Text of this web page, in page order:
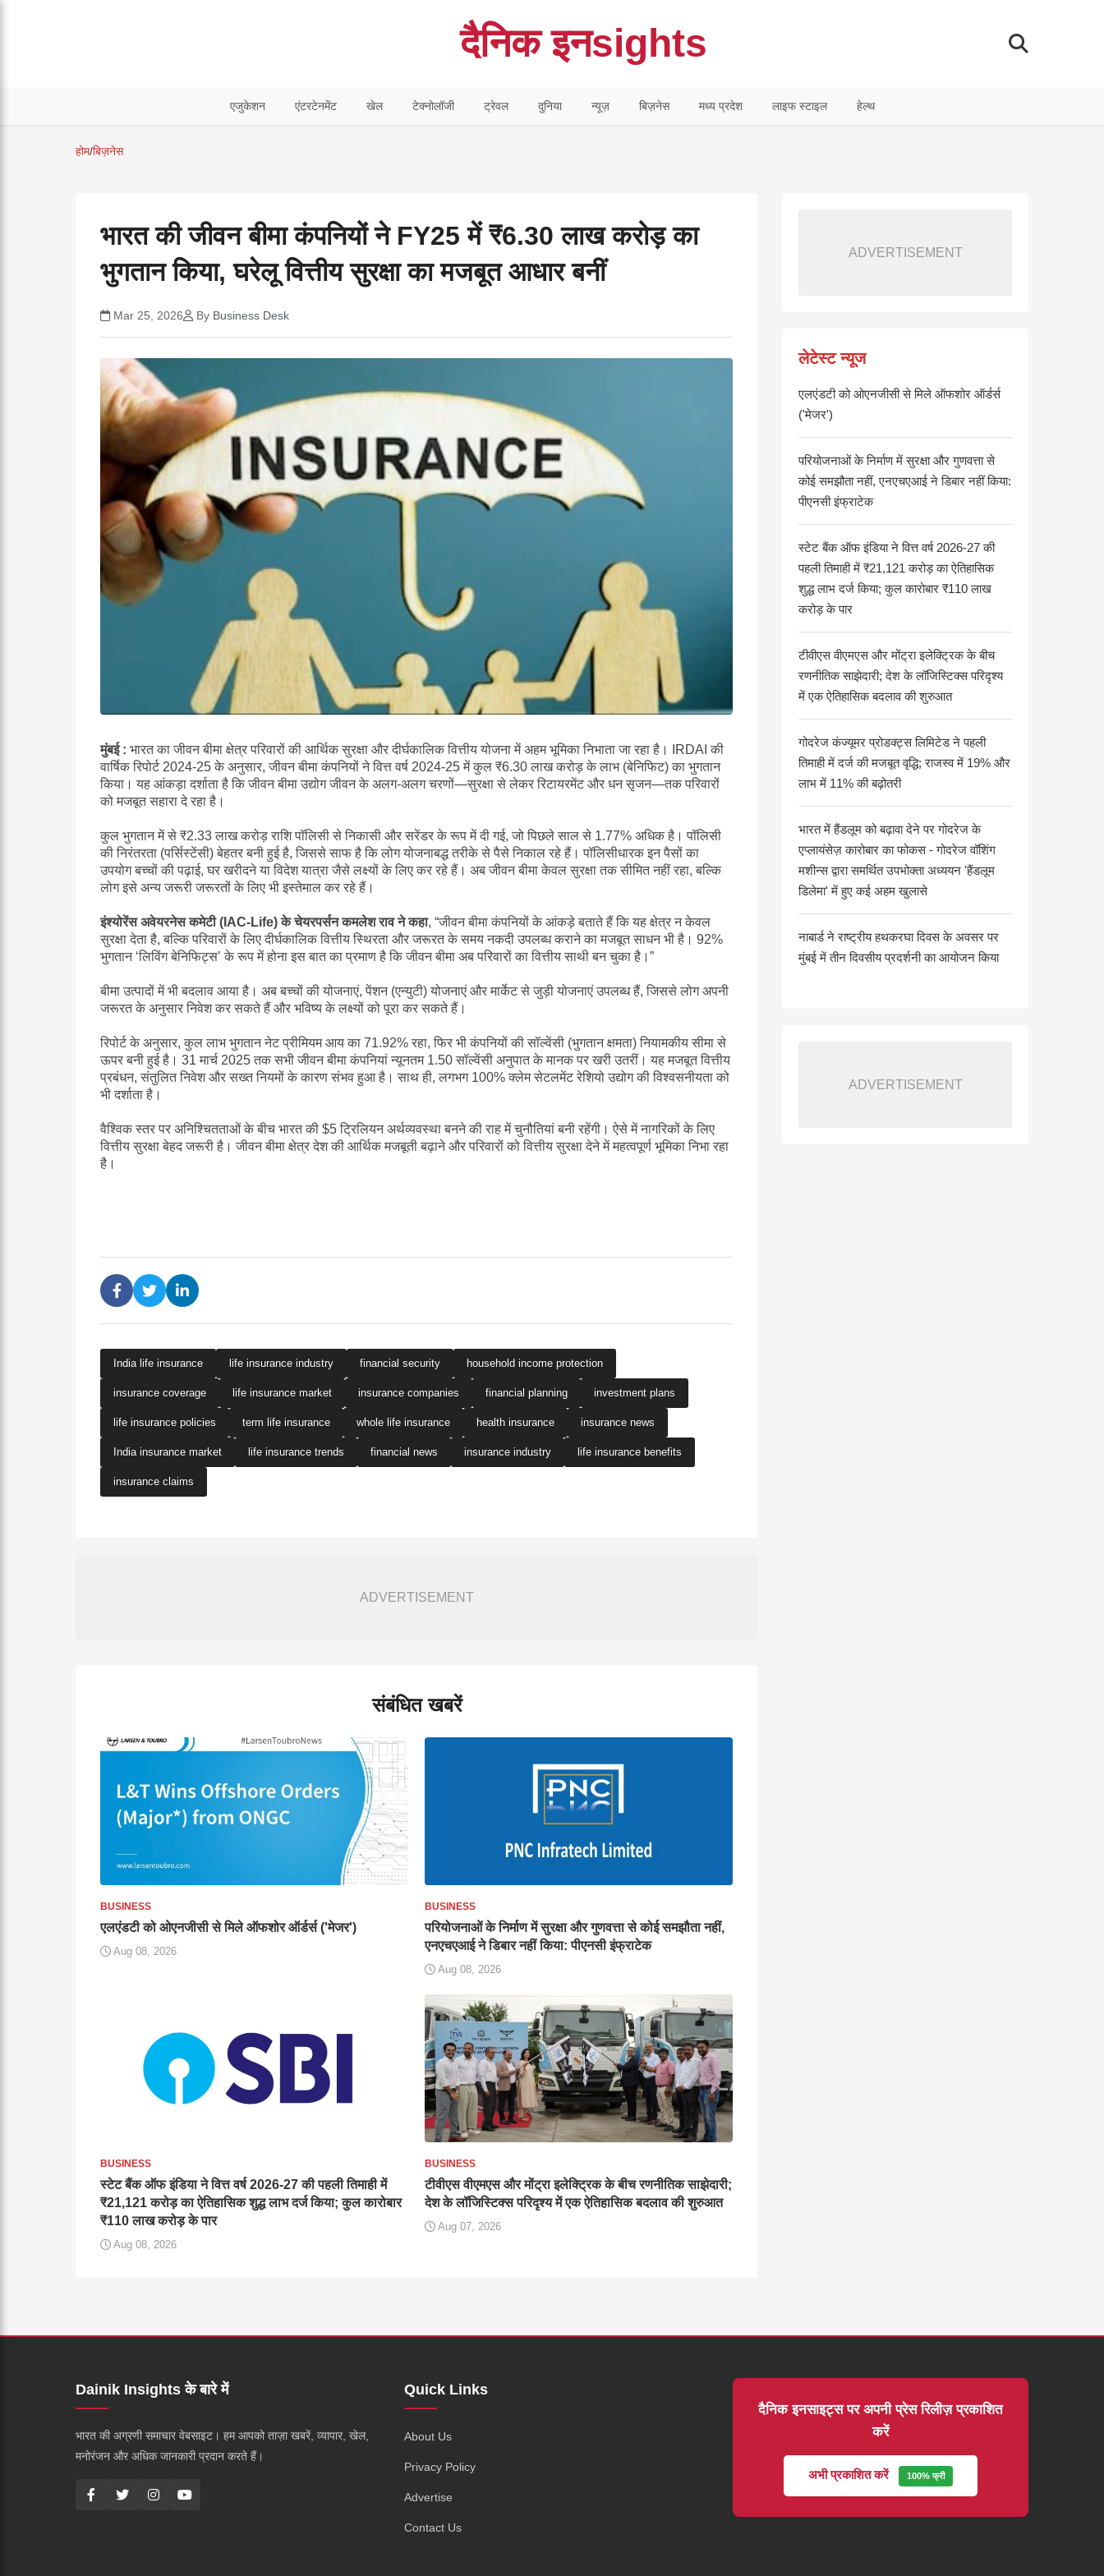
दैनिक इनsights
एजुकेशन एंटरटेनमेंट खेल टेक्नोलॉजी ट्रेवल दुनिया न्यूज़ बिज़नेस मध्य प्रदेश लाइफ स्टाइल हेल्थ
होम/बिज़नेस
भारत की जीवन बीमा कंपनियों ने FY25 में ₹6.30 लाख करोड़ का
भुगतान किया, घरेलू वित्तीय सुरक्षा का मजबूत आधार बनीं
Mar 25, 2026 By Business Desk
मुंबई : भारत का जीवन बीमा क्षेत्र परिवारों की आर्थिक सुरक्षा और दीर्घकालिक वित्तीय योजना में अहम भूमिका निभाता जा रहा है। IRDAI की
वार्षिक रिपोर्ट 2024-25 के अनुसार, जीवन बीमा कंपनियों ने वित्त वर्ष 2024-25 में कुल ₹6.30 लाख करोड़ के लाभ (बेनिफिट) का भुगतान
किया। यह आंकड़ा दर्शाता है कि जीवन बीमा उद्योग जीवन के अलग-अलग चरणों—सुरक्षा से लेकर रिटायरमेंट और धन सृजन—तक परिवारों
को मजबूत सहारा दे रहा है।
कुल भुगतान में से ₹2.33 लाख करोड़ राशि पॉलिसी से निकासी और सरेंडर के रूप में दी गई, जो पिछले साल से 1.77% अधिक है। पॉलिसी
की निरंतरता (पर्सिस्टेंसी) बेहतर बनी हुई है, जिससे साफ है कि लोग योजनाबद्ध तरीके से पैसे निकाल रहे हैं। पॉलिसीधारक इन पैसों का
उपयोग बच्चों की पढ़ाई, घर खरीदने या विदेश यात्रा जैसे लक्ष्यों के लिए कर रहे हैं। अब जीवन बीमा केवल सुरक्षा तक सीमित नहीं रहा, बल्कि
लोग इसे अन्य जरूरी जरूरतों के लिए भी इस्तेमाल कर रहे हैं।
इंश्योरेंस अवेयरनेस कमेटी (IAC-Life) के चेयरपर्सन कमलेश राव ने कहा, “जीवन बीमा कंपनियों के आंकड़े बताते हैं कि यह क्षेत्र न केवल
सुरक्षा देता है, बल्कि परिवारों के लिए दीर्घकालिक वित्तीय स्थिरता और जरूरत के समय नकदी उपलब्ध कराने का मजबूत साधन भी है। 92%
भुगतान ‘लिविंग बेनिफिट्स’ के रूप में होना इस बात का प्रमाण है कि जीवन बीमा अब परिवारों का वित्तीय साथी बन चुका है।”
बीमा उत्पादों में भी बदलाव आया है। अब बच्चों की योजनाएं, पेंशन (एन्युटी) योजनाएं और मार्केट से जुड़ी योजनाएं उपलब्ध हैं, जिससे लोग अपनी
जरूरत के अनुसार निवेश कर सकते हैं और भविष्य के लक्ष्यों को पूरा कर सकते हैं।
रिपोर्ट के अनुसार, कुल लाभ भुगतान नेट प्रीमियम आय का 71.92% रहा, फिर भी कंपनियों की सॉल्वेंसी (भुगतान क्षमता) नियामकीय सीमा से
ऊपर बनी हुई है। 31 मार्च 2025 तक सभी जीवन बीमा कंपनियां न्यूनतम 1.50 सॉल्वेंसी अनुपात के मानक पर खरी उतरीं। यह मजबूत वित्तीय
प्रबंधन, संतुलित निवेश और सख्त नियमों के कारण संभव हुआ है। साथ ही, लगभग 100% क्लेम सेटलमेंट रेशियो उद्योग की विश्वसनीयता को
भी दर्शाता है।
वैश्विक स्तर पर अनिश्चितताओं के बीच भारत की $5 ट्रिलियन अर्थव्यवस्था बनने की राह में चुनौतियां बनी रहेंगी। ऐसे में नागरिकों के लिए
वित्तीय सुरक्षा बेहद जरूरी है। जीवन बीमा क्षेत्र देश की आर्थिक मजबूती बढ़ाने और परिवारों को वित्तीय सुरक्षा देने में महत्वपूर्ण भूमिका निभा रहा
है।
India life insurance life insurance industry financial security household income protection
insurance coverage life insurance market insurance companies financial planning investment plans
life insurance policies term life insurance whole life insurance health insurance insurance news
India insurance market life insurance trends financial news insurance industry life insurance benefits
insurance claims
ADVERTISEMENT
संबंधित खबरें
BUSINESS
एलएंडटी को ओएनजीसी से मिले ऑफशोर ऑर्डर्स ('मेजर')
Aug 08, 2026
BUSINESS
परियोजनाओं के निर्माण में सुरक्षा और गुणवत्ता से कोई समझौता नहीं,
एनएचएआई ने डिबार नहीं किया: पीएनसी इंफ्राटेक
Aug 08, 2026
BUSINESS
स्टेट बैंक ऑफ इंडिया ने वित्त वर्ष 2026-27 की पहली तिमाही में
₹21,121 करोड़ का ऐतिहासिक शुद्ध लाभ दर्ज किया; कुल कारोबार
₹110 लाख करोड़ के पार
Aug 08, 2026
BUSINESS
टीवीएस वीएमएस और मोंट्रा इलेक्ट्रिक के बीच रणनीतिक साझेदारी;
देश के लॉजिस्टिक्स परिदृश्य में एक ऐतिहासिक बदलाव की शुरुआत
Aug 07, 2026
ADVERTISEMENT
लेटेस्ट न्यूज
एलएंडटी को ओएनजीसी से मिले ऑफशोर ऑर्डर्स
('मेजर')
परियोजनाओं के निर्माण में सुरक्षा और गुणवत्ता से
कोई समझौता नहीं, एनएचएआई ने डिबार नहीं किया:
पीएनसी इंफ्राटेक
स्टेट बैंक ऑफ इंडिया ने वित्त वर्ष 2026-27 की
पहली तिमाही में ₹21,121 करोड़ का ऐतिहासिक
शुद्ध लाभ दर्ज किया; कुल कारोबार ₹110 लाख
करोड़ के पार
टीवीएस वीएमएस और मोंट्रा इलेक्ट्रिक के बीच
रणनीतिक साझेदारी; देश के लॉजिस्टिक्स परिदृश्य
में एक ऐतिहासिक बदलाव की शुरुआत
गोदरेज कंज्यूमर प्रोडक्ट्स लिमिटेड ने पहली
तिमाही में दर्ज की मजबूत वृद्धि; राजस्व में 19% और
लाभ में 11% की बढ़ोतरी
भारत में हैंडलूम को बढ़ावा देने पर गोदरेज के
एप्लायंसेज़ कारोबार का फोकस - गोदरेज वॉशिंग
मशीन्स द्वारा समर्थित उपभोक्ता अध्ययन 'हैंडलूम
डिलेमा' में हुए कई अहम खुलासे
नाबार्ड ने राष्ट्रीय हथकरघा दिवस के अवसर पर
मुंबई में तीन दिवसीय प्रदर्शनी का आयोजन किया
ADVERTISEMENT
Dainik Insights के बारे में
भारत की अग्रणी समाचार वेबसाइट। हम आपको ताज़ा खबरें, व्यापार, खेल,
मनोरंजन और अधिक जानकारी प्रदान करते हैं।
Quick Links
About Us
Privacy Policy
Advertise
Contact Us
दैनिक इनसाइट्स पर अपनी प्रेस रिलीज़ प्रकाशित
करें
अभी प्रकाशित करें 100% फ्री